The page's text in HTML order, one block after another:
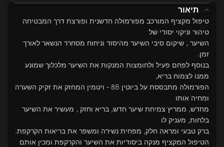
תיאור
טיפול מקציף המורכב מפורמולה חדשנית ופורצת דרך המבטיחה
טיהור וניקוי יסודי של
השיער , שיקום סיבי השיער מהיסוד וניחוח מסחרר הנשאר לאורך
זמן.
בנוסף לפחם פעיל ולחומצות המנקות את השיער מלכלוך שמונע
ממנו לצמוח בריא,
הפורמולה מתבססת על ביוטין 8B – ויטמין המחזק את זקיק השערה
ומחיה אותו
מחדש, ממריץ צמיחת שיער חדש, בריא וחזק , מעשיר את השיער
בלחות, מעניק לו
ברק טבעי ומראה חלק, מפחית נשירה ומשפר את בריאות הקרקפת.
הטיפול המקציף מנקה ביסודיות את השיער והקרקפת ומכין אותם